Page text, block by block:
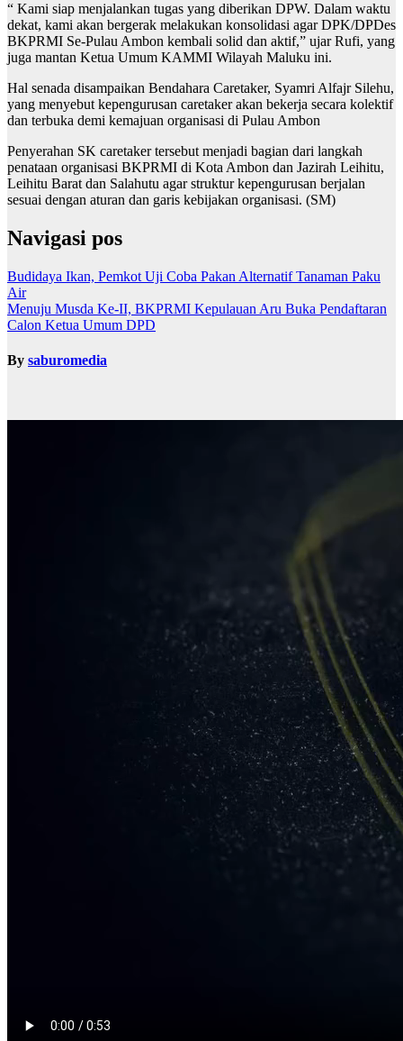
“ Kami siap menjalankan tugas yang diberikan DPW. Dalam waktu
dekat, kami akan bergerak melakukan konsolidasi agar DPK/DPDes
BKPRMI Se-Pulau Ambon kembali solid dan aktif,” ujar Rufi, yang
juga mantan Ketua Umum KAMMI Wilayah Maluku ini.
Hal senada disampaikan Bendahara Caretaker, Syamri Alfajr Silehu,
yang menyebut kepengurusan caretaker akan bekerja secara kolektif
dan terbuka demi kemajuan organisasi di Pulau Ambon
Penyerahan SK caretaker tersebut menjadi bagian dari langkah
penataan organisasi BKPRMI di Kota Ambon dan Jazirah Leihitu,
Leihitu Barat dan Salahutu agar struktur kepengurusan berjalan
sesuai dengan aturan dan garis kebijakan organisasi. (SM)
Navigasi pos
Budidaya Ikan, Pemkot Uji Coba Pakan Alternatif Tanaman Paku
Air
Menuju Musda Ke-II, BKPRMI Kepulauan Aru Buka Pendaftaran
Calon Ketua Umum DPD
By saburomedia